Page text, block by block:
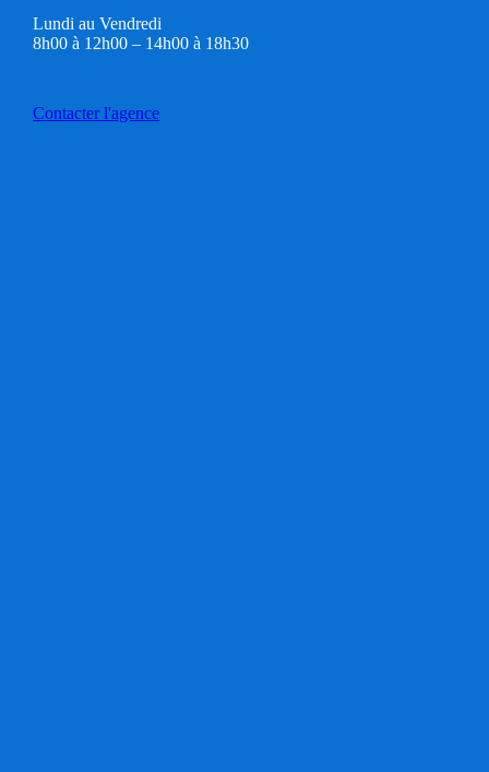
Lundi au Vendredi
8h00 à 12h00 – 14h00 à 18h30
Contacter l'agence